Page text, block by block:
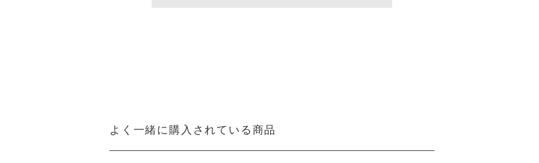
よく一緒に購入されている商品